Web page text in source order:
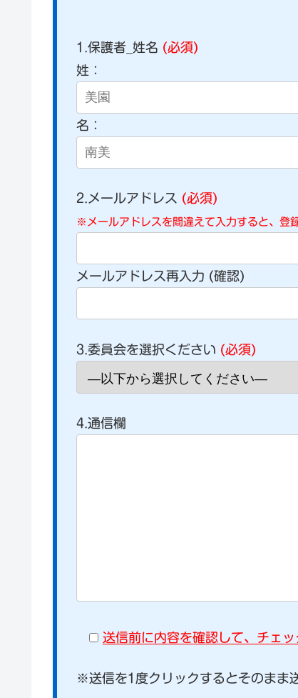
1.保護者_姓名 (必須)
姓：
名：
2.メールアドレス (必須)
※メールアドレスを間違えて入力すると、登
メールアドレス再入力 (確認)
3.委員会を選択ください (必須)
4.通信欄
送信前に内容を確認して、チェ
※送信を1度クリックするとそのまま